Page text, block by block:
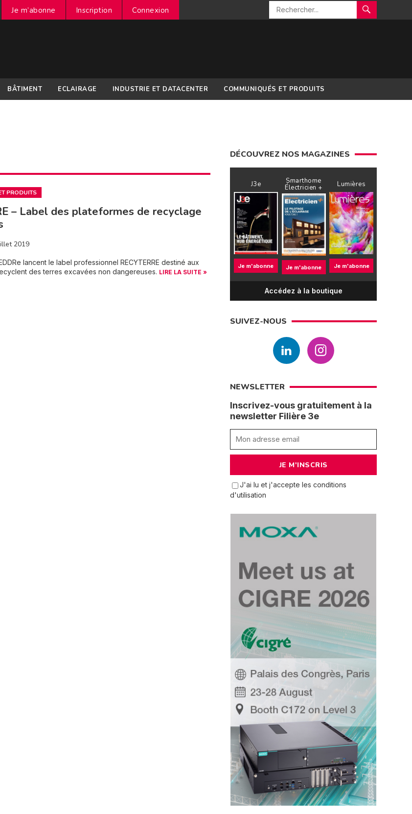
Je m’abonne Inscription Connexion
BÂTIMENT ECLAIRAGE INDUSTRIE ET DATACENTER COMMUNIQUÉS ET PRODUITS
PRODUITS
– Label des plateformes de recyclage
2019
lancent le label professionnel RECYTERRE destiné aux
des terres excavées non dangereuses. LIRE LA SUITE »
DÉCOUVREZ NOS MAGAZINES
J3e
Je m'abonne
Smarthome
Électricien +
Je m'abonne
Lumières
Je m'abonne
Accédez à la boutique
SUIVEZ-NOUS
NEWSLETTER
Inscrivez-vous gratuitement à la
newsletter Filière 3e
J'ai lu et j'accepte les conditions
d'utilisation